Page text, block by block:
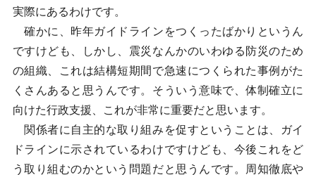
実際にあるわけです。
確かに、昨年ガイドラインをつくったばかりというん
ですけども、しかし、震災なんかのいわゆる防災のため
の組織、これは結構短期間で急速につくられた事例がた
くさんあると思うんです。そういう意味で、体制確立に
向けた行政支援、これが非常に重要だと思います。
関係者に自主的な取り組みを促すということは、ガイ
ドラインに示されているわけですけども、今後これをど
う取り組むのかという問題だと思うんです。周知徹底や